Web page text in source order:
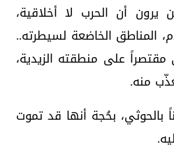
يرون أن الحرب لا أخلاقية،
المناطق الخاضعة لسيطرته..
على منطقته الزيدية،
منه.
بالحوثي، بحُجة أنها قد تموت